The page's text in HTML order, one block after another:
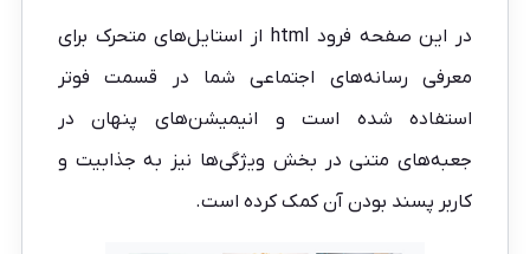
در این صفحه فرود html از استایل‌های متحرک برای
معرفی رسانه‌های اجتماعی شما در قسمت فوتر
استفاده شده است و انیمیشن‌های پنهان در
جعبه‌های متنی در بخش ویژگی‌ها نیز به جذابیت و
کاربر پسند بودن آن کمک کرده است.